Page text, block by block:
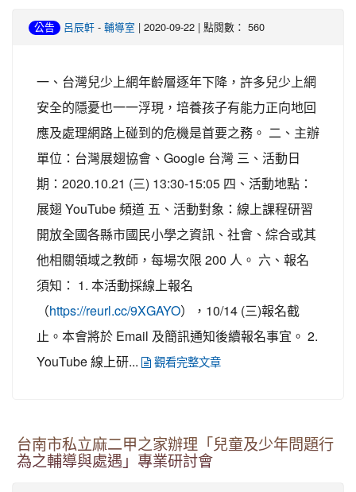
公告 呂辰軒 - 輔導室 | 2020-09-22 | 點閱數： 560
一、台灣兒少上網年齡層逐年下降，許多兒少上網
安全的隱憂也一一浮現，培養孩子有能力正向地回
應及處理網路上碰到的危機是首要之務。 二、主辦
單位：台灣展翅協會、Google 台灣 三、活動日
期：2020.10.21 (三) 13:30-15:05 四、活動地點：
展翅 YouTube 頻道 五、活動對象：線上課程研習
開放全國各縣市國民小學之資訊、社會、綜合或其
他相關領域之教師，每場次限 200 人。 六、報名
須知： 1. 本活動採線上報名
（https://reurl.cc/9XGAYO），10/14 (三)報名截
止。本會將於 Email 及簡訊通知後續報名事宜。 2.
YouTube 線上研...
觀看完整文章
台南市私立麻二甲之家辦理「兒童及少年問題行
為之輔導與處遇」專業研討會